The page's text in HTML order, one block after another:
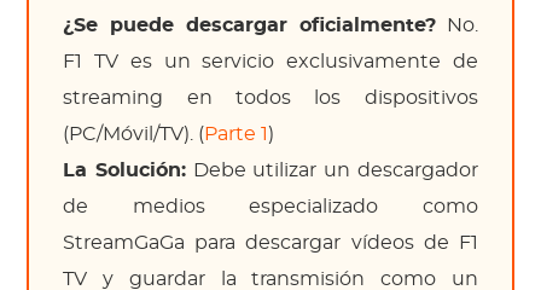
¿Se puede descargar oficialmente?No.
F1 TV es un servicio exclusivamente de
streaming en todos los dispositivos
(PC/Móvil/TV). ( Parte 1 )
La Solución: Debe utilizar un descargador
de medios especializado como
StreamGaGa para descargar vídeos de F1
TV y guardar la transmisión como un